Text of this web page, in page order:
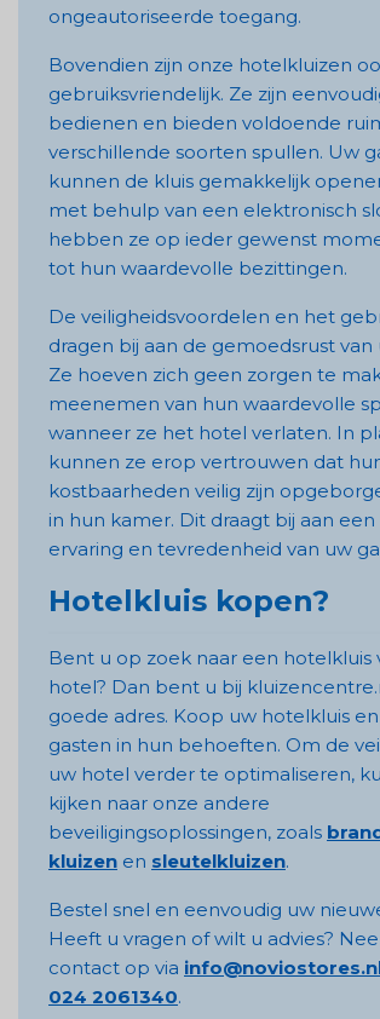
ongeautoriseerde toegang.
Bovendien zijn onze hotelkluizen
gebruiksvriendelijk. Ze zijn
bedienen en bieden voldoende
verschillende soorten spullen. Uw
kunnen de kluis gemakkelijk
met behulp van een elektronisch
hebben ze op ieder gewenst
tot hun waardevolle bezittingen.
De veiligheidsvoordelen en het
dragen bij aan de gemoedsrust van
Ze hoeven zich geen zorgen te
meenemen van hun waardevolle
wanneer ze het hotel verlaten. In
kunnen ze erop vertrouwen dat
kostbaarheden veilig zijn
in hun kamer. Dit draagt bij aan
ervaring en tevredenheid van uw
Hotelkluis kopen?
Bent u op zoek naar een hotelkluis
hotel? Dan bent u bij
goede adres. Koop uw hotelkluis
gasten in hun behoeften. Om de
uw hotel verder te optimaliseren,
kijken naar onze andere
beveiligingsoplossingen, zoals
kluizen en sleutelkluizen.
Bestel snel en eenvoudig uw
Heeft u vragen of wilt u advies?
contact op via
024 2061340.